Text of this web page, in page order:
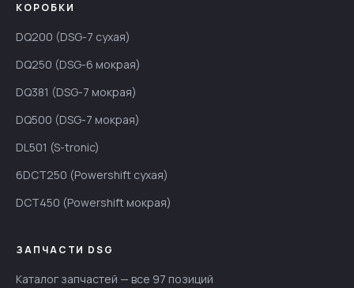
КОРОБКИ
DQ200 (DSG-7 сухая)
DQ250 (DSG-6 мокрая)
DQ381 (DSG-7 мокрая)
DQ500 (DSG-7 мокрая)
DL501 (S-tronic)
6DCT250 (Powershift сухая)
DCT450 (Powershift мокрая)
ЗАПЧАСТИ DSG
Каталог запчастей — все 97 позиций